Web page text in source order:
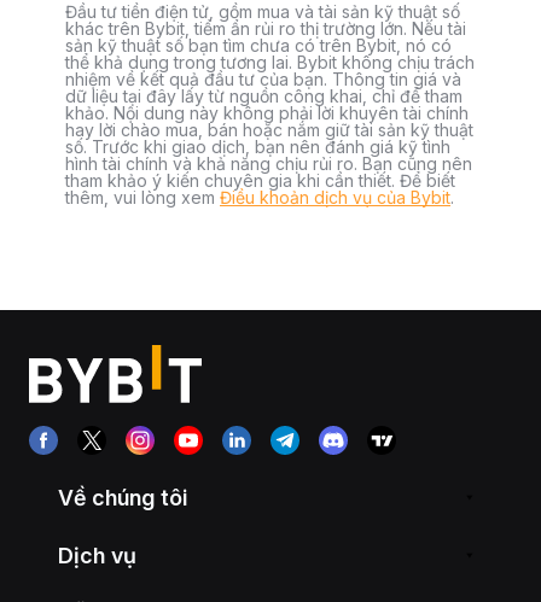
Đầu tư tiền điện tử, gồm mua và tài sản kỹ thuật số
khác trên Bybit, tiềm ẩn rủi ro thị trường lớn. Nếu tài
sản kỹ thuật số bạn tìm chưa có trên Bybit, nó có
thể khả dụng trong tương lai. Bybit không chịu trách
nhiệm về kết quả đầu tư của bạn. Thông tin giá và
dữ liệu tại đây lấy từ nguồn công khai, chỉ để tham
khảo. Nội dung này không phải lời khuyên tài chính
hay lời chào mua, bán hoặc nắm giữ tài sản kỹ thuật
số. Trước khi giao dịch, bạn nên đánh giá kỹ tình
hình tài chính và khả năng chịu rủi ro. Bạn cũng nên
tham khảo ý kiến chuyên gia khi cần thiết. Để biết
thêm, vui lòng xem Điều khoản dịch vụ của Bybit.
Về chúng tôi
Dịch vụ